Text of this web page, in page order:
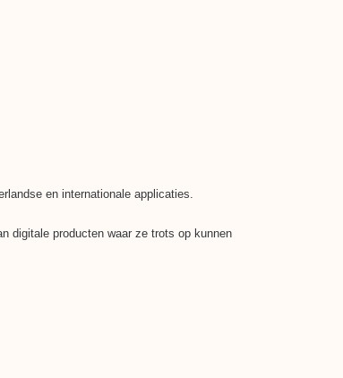
en internationale applicaties.
digitale producten waar ze trots op kunnen